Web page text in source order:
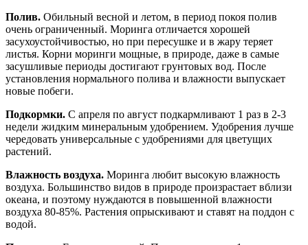
Полив. Обильный весной и летом, в период покоя полив
очень ограниченный. Моринга отличается хорошей
засухоустойчивостью, но при пересушке и в жару теряет
листья. Корни моринги мощные, в природе, даже в самые
засушливые периоды достигают грунтовых вод. После
установления нормального полива и влажности выпускает
новые побеги.
Подкормки. С апреля по август подкармливают 1 раз в 2-3
недели жидким минеральным удобрением. Удобрения лучше
чередовать универсальные с удобрениями для цветущих
растений.
Влажность воздуха. Моринга любит высокую влажность
воздуха. Большинство видов в природе произрастает вблизи
океана, и поэтому нуждаются в повышенной влажности
воздуха 80-85%. Растения опрыскивают и ставят на поддон с
водой.